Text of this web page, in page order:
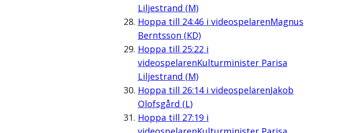
Liljestrand (M)
Hoppa till 24:46i videospelarenMagnus
Berntsson (KD)
Hoppa till 25:22 i
videospelarenKulturminister Parisa
Liljestrand (M)
Hoppa till 26:14i videospelarenJakob
Olofsgård (L)
Hoppa till 27:19i